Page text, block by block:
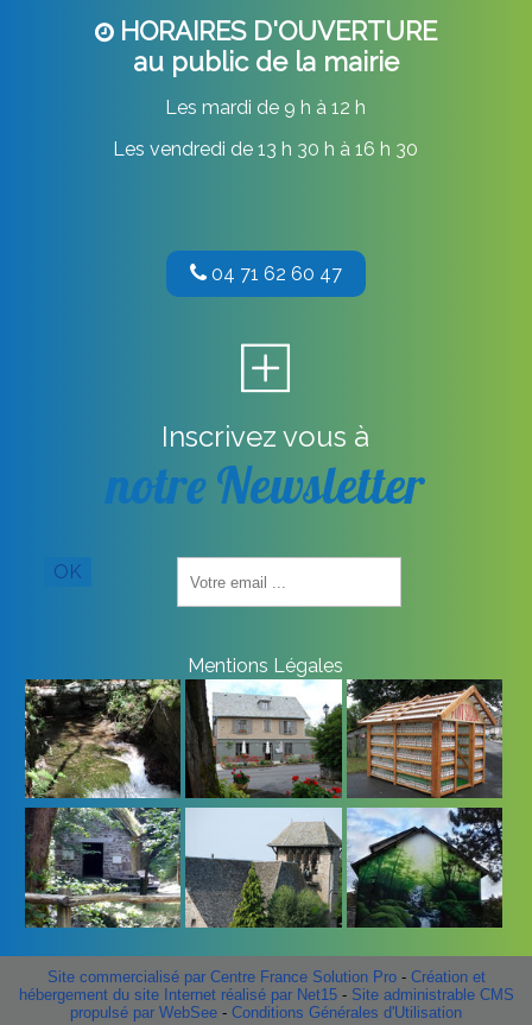
HORAIRES D'OUVERTURE
au public de la mairie
Les mardi de 9 h à 12 h
Les vendredi de 13 h 30 h à 16 h 30
04 71 62 60 47
Inscrivez vous à
notre Newsletter
adresse
(obligatoire)
OK
Mentions Légales
Site commercialisé par Centre France Solution Pro- Création et
hébergement du site Internet réalisé par Net15- Site administrable CMS
propulsé par WebSee - Conditions Générales d'Utilisation